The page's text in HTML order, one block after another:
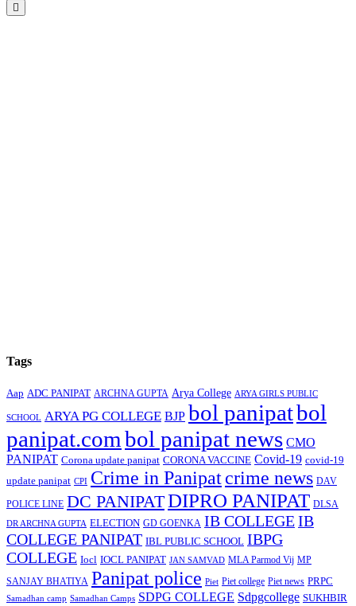
Tags
Aap ADC PANIPAT ARCHNA GUPTA Arya College ARYA GIRLS PUBLIC
SCHOOL ARYA PG COLLEGE BJP bol panipatbol
panipat.combol panipat news CMO
PANIPAT Corona update panipat CORONA VACCINE Covid-19 covid-19
update panipat CPI Crime in Panipatcrime news DAV
POLICE LINE DC PANIPATDIPRO PANIPAT DLSA
DR ARCHNA GUPTA ELECTION GD GOENKA IB COLLEGEIB
COLLEGE PANIPAT IBL PUBLIC SCHOOL IBPG
COLLEGE Iocl IOCL PANIPAT JAN SAMVAD MLA Parmod Vij MP
SANJAY BHATIYA Panipat police Piet Piet college Piet news PRPC
Samadhan camp Samadhan Camps SDPG COLLEGE Sdpgcollege SUKHBIR